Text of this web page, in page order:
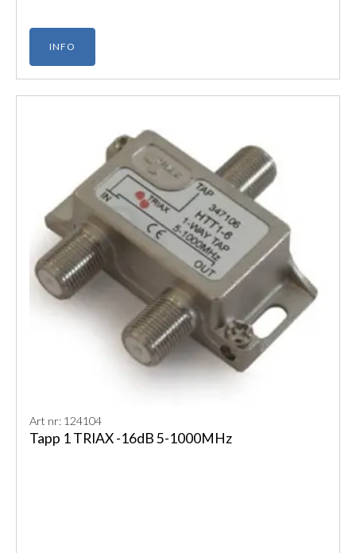
INFO
Art nr: 124104
Tapp 1 TRIAX -16dB 5-1000MHz